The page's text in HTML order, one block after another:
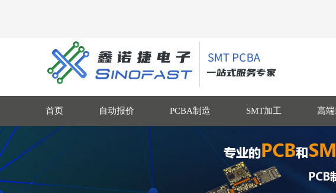
首页 自动报价 PCBA制造 SMT加工 高端